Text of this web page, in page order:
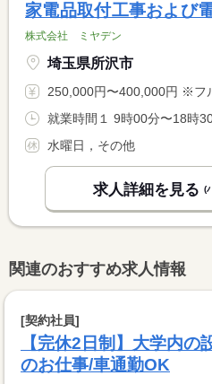
家電品取付工事および
株式会社 ミヤデン
埼玉県所沢市
250,000円〜400,000円 ※フルタイム求人の場合は月額（換算
就業時間１ 9時00分〜18時
水曜日，その他
求人詳細を見る (
関連のおすすめ求人情報
[契約社員]
【完休2日制】大学内の
のお仕事/車通勤OK